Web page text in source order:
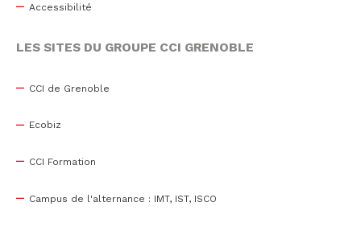
Accessibilité
LES SITES DU GROUPE CCI GRENOBLE
CCI de Grenoble
Ecobiz
CCI Formation
Campus de l'alternance : IMT, IST, ISCO